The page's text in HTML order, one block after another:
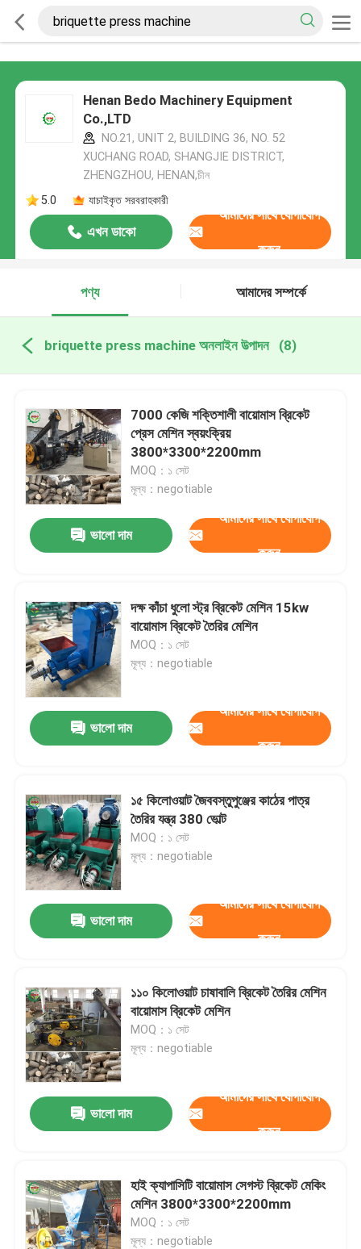
Henan Bedo Machinery Equipment
Co.,LTD
NO.21, UNIT 2, BUILDING 36, NO. 52
XUCHANG ROAD, SHANGJIE DISTRICT,
ZHENGZHOU, HENAN,চীন
5.0
যাচাইকৃত সরবরাহকারী
এখন ডাকো
আমাদের সাথে যোগাযোগ
করুন
পণ্য আমাদের সম্পর্কে
briquette press machine অনলাইন উত্পাদন (8)
7000 কেজি শক্তিশালী বায়োমাস ব্রিকেট
প্রেস মেশিন স্বয়ংক্রিয়
3800*3300*2200mm
MOQ：১ সেট
মূল্য：negotiable
ভালো দাম
আমাদের সাথে যোগাযোগ
করুন
দক্ষ কাঁচা ধুলো স্ট্র ব্রিকেট মেশিন 15kw
বায়োমাস ব্রিকেট তৈরির মেশিন
MOQ：১ সেট
মূল্য：negotiable
ভালো দাম
আমাদের সাথে যোগাযোগ
করুন
১৫ কিলোওয়াট জৈববস্তুপুঞ্জের কাঠের পাত্র
তৈরির যন্ত্র 380 ভোল্ট
MOQ：১ সেট
মূল্য：negotiable
ভালো দাম
আমাদের সাথে যোগাযোগ
করুন
১১০ কিলোওয়াট চাষাবালি ব্রিকেট তৈরির মেশিন
বায়োমাস ব্রিকেট মেশিন
MOQ：১ সেট
মূল্য：negotiable
ভালো দাম
আমাদের সাথে যোগাযোগ
করুন
হাই ক্যাপাসিটি বায়োমাস সেগস্ট ব্রিকেট মেকিং
মেশিন 3800*3300*2200mm
MOQ：১ সেট
মূল্য：negotiable